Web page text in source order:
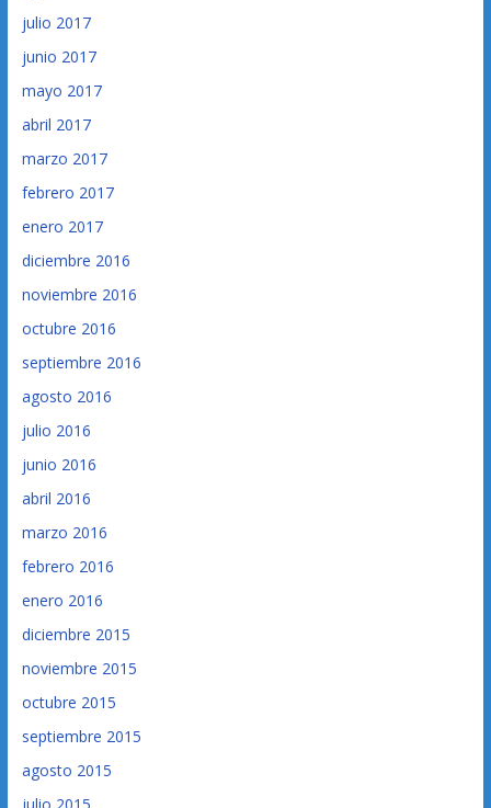
julio 2017
junio 2017
mayo 2017
abril 2017
marzo 2017
febrero 2017
enero 2017
diciembre 2016
noviembre 2016
octubre 2016
septiembre 2016
agosto 2016
julio 2016
junio 2016
abril 2016
marzo 2016
febrero 2016
enero 2016
diciembre 2015
noviembre 2015
octubre 2015
septiembre 2015
agosto 2015
julio 2015